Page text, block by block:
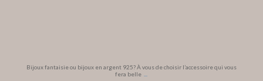
Bijoux fantaisie ou bijoux en argent 925? À vous de choisir l’accessoire qui vous
fera belle